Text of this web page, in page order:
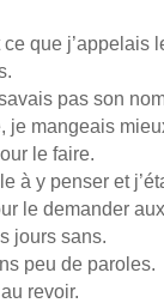
que j’appelais
pas son
je mangeais
le faire.
à y penser et
le demander
jours sans.
peu de paroles.
revoir.